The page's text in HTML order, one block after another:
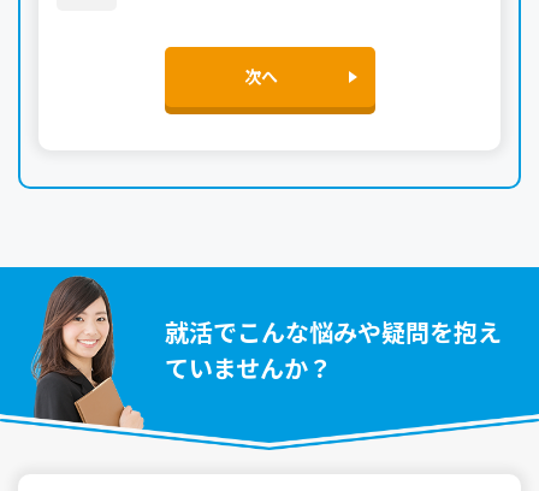
次へ
就活でこんな悩みや疑問を抱え
ていませんか？